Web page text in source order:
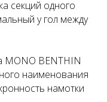
секций одного
у гол между
MONO BENTHIN
наименования
намотки